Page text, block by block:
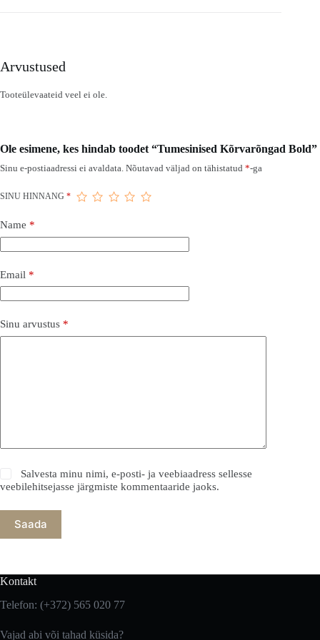
Arvustused
Tooteülevaateid veel ei ole.
Ole esimene, kes hindab toodet “Tumesinised Kõrvarõngad Bold”
Sinu e-postiaadressi ei avaldata. Nõutavad väljad on tähistatud *-ga
SINU HINNANG *
Name *
Email *
Sinu arvustus *
Salvesta minu nimi, e-posti- ja veebiaadress sellesse
veebilehitsejasse järgmiste kommentaaride jaoks.
Saada
Kontakt
Telefon: (+372) 565 020 77
Vajad abi või tahad küsida?